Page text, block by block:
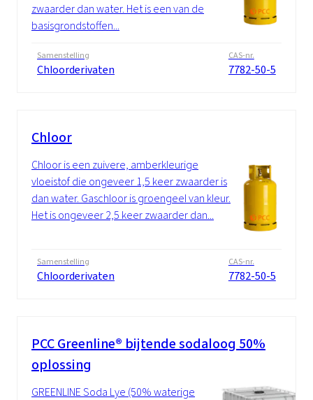
zwaarder dan water. Het is een van de
basisgrondstoffen...
Samenstelling
Chloorderivaten
CAS-nr.
7782-50-5
Chloor
Chloor is een zuivere, amberkleurige
vloeistof die ongeveer 1,5 keer zwaarder is
dan water. Gaschloor is groengeel van kleur.
Het is ongeveer 2,5 keer zwaarder dan...
Samenstelling
Chloorderivaten
CAS-nr.
7782-50-5
PCC Greenline® bijtende sodaloog 50%
oplossing
GREENLINE Soda Lye (50% waterige